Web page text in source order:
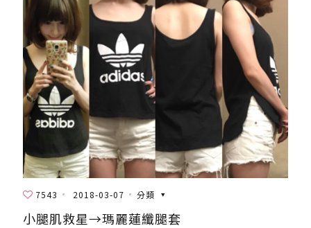
7543 2018-03-07 分類
小腿肌救星→瑪麗蓮纖腿套